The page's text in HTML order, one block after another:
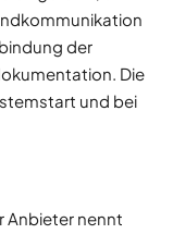
der
Die
und bei
Anbieter nennt